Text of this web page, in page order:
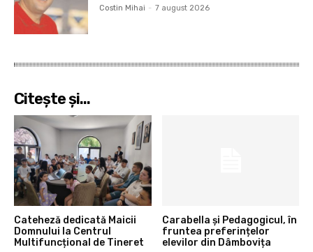
Costin Mihai - 7 august 2026
Citeşte şi...
Cateheză dedicată Maicii
Domnului la Centrul
Multifuncțional de Tineret
Carabella și Pedagogicul, în
fruntea preferințelor
elevilor din Dâmbovița